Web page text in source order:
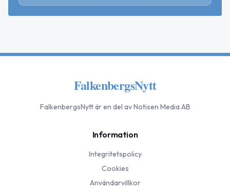
FalkenbergsNytt
FalkenbergsNyttär en del av Notisen Media AB
Information
Integritetspolicy
Cookies
Användarvillkor